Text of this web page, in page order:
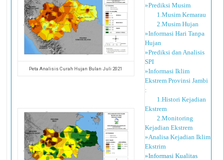
Peta Analisis Curah Hujan Bulan Juli 2021
»Prediksi Musim
1.Musim Kemarau
2.Musim Hujan
»Informasi Hari Tanpa
Hujan
»Prediksi dan Analisis
SPI
»Informasi Iklim
Ekstrem Provinsi Jambi
:
1.Histori Kejadian
Ekstrem
2.Monitoring
Kejadian Ekstrem
»Analisa Kejadian Iklim
Ekstrim
»Informasi Kualitas